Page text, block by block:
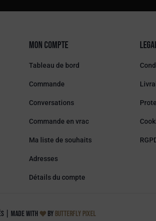
Mon compte
Tableau de bord
Commande
Conversations
Commande en vrac
Ma liste de souhaits
Adresses
Détails du compte
made with by Butterfly Pixel